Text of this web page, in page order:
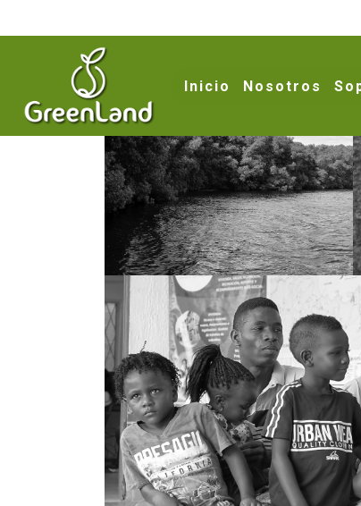
Inicio Nosotros